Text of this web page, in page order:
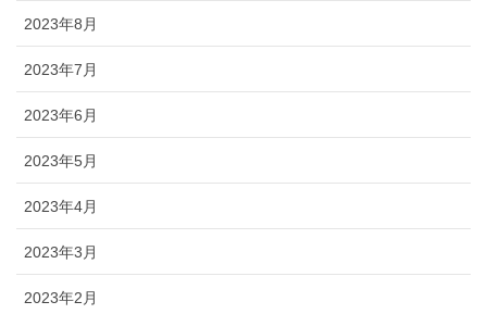
2023年8月
2023年7月
2023年6月
2023年5月
2023年4月
2023年3月
2023年2月